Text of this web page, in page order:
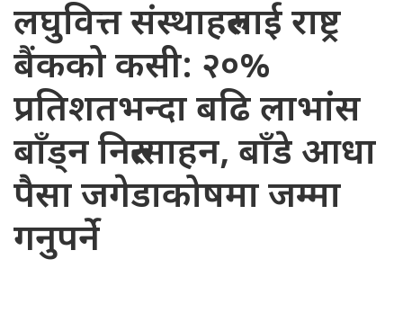
लघुवित्त संस्थाहरुलाई राष्ट्र
बैंकको कसी: २०%
प्रतिशतभन्दा बढि लाभांस
बाँड्न निरुत्साहन, बाँडे आधा
पैसा जगेडाकोषमा जम्मा
गनुपर्ने